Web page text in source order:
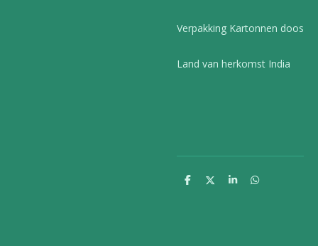
Verpakking Kartonnen doos
Land van herkomst India
D
D
S
D